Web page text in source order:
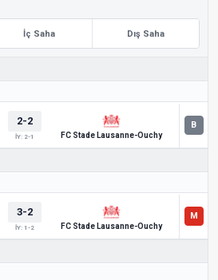
İç Saha Dış Saha
2-2
İY: 2-1 FC Stade Lausanne-Ouchy
3-2
İY: 1-2 FC Stade Lausanne-Ouchy